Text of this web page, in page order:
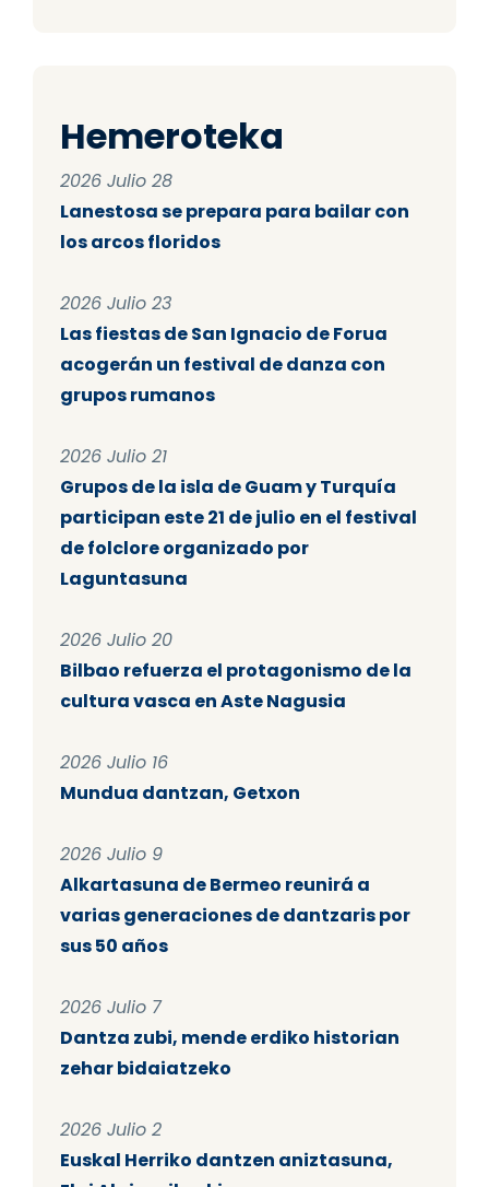
Hemeroteka
2026 Julio 28
Lanestosa se prepara para bailar con
los arcos floridos
2026 Julio 23
Las fiestas de San Ignacio de Forua
acogerán un festival de danza con
grupos rumanos
2026 Julio 21
Grupos de la isla de Guam y Turquía
participan este 21 de julio en el festival
de folclore organizado por
Laguntasuna
2026 Julio 20
Bilbao refuerza el protagonismo de la
cultura vasca en Aste Nagusia
2026 Julio 16
Mundua dantzan, Getxon
2026 Julio 9
Alkartasuna de Bermeo reunirá a
varias generaciones de dantzaris por
sus 50 años
2026 Julio 7
Dantza zubi, mende erdiko historian
zehar bidaiatzeko
2026 Julio 2
Euskal Herriko dantzen aniztasuna,